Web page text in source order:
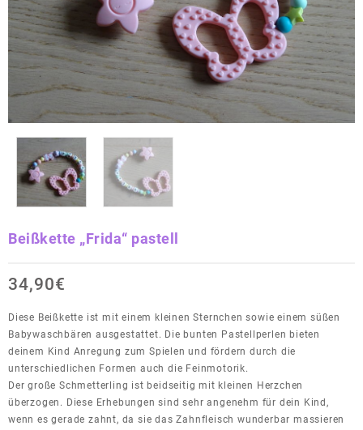
Beißkette „Frida“ pastell
34,90€
Diese Beißkette ist mit einem kleinen Sternchen sowie einem süßen
Babywaschbären ausgestattet. Die bunten Pastellperlen bieten
deinem Kind Anregung zum Spielen und fördern durch die
unterschiedlichen Formen auch die Feinmotorik.
Der große Schmetterling ist beidseitig mit kleinen Herzchen
überzogen. Diese Erhebungen sind sehr angenehm für dein Kind,
wenn es gerade zahnt, da sie das Zahnfleisch wunderbar massieren